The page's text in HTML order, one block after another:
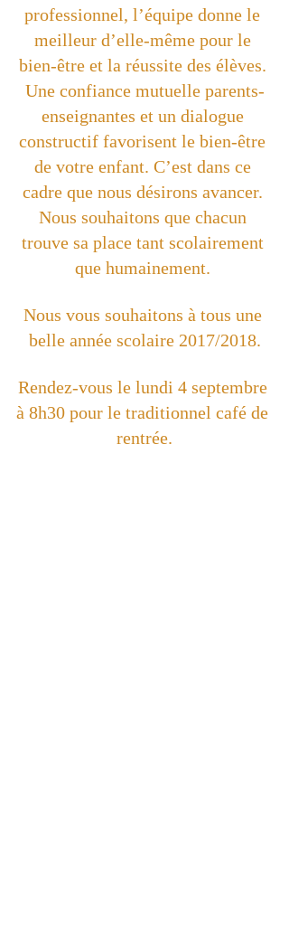
professionnel, l’équipe donne le
meilleur d’elle-même pour le
bien-être et la réussite des élèves.
Une confiance mutuelle parents-
enseignantes et un dialogue
constructif favorisent le bien-être
de votre enfant. C’est dans ce
cadre que nous désirons avancer.
Nous souhaitons que chacun
trouve sa place tant scolairement
que humainement.
Nous vous souhaitons à tous une
belle année scolaire 2017/2018.
Rendez-vous le lundi 4 septembre
à 8h30 pour le traditionnel café de
rentrée.